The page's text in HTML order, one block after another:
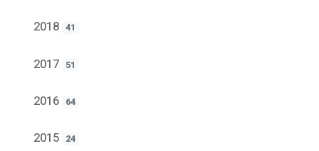
2018 41
2017 51
2016 64
2015 24